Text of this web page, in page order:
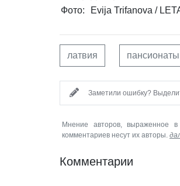
Фото:
Evija Trifanova /
латвия пансионаты
Заметили ошибку?
Мнение авторов, выраженное
комментариев несут их авторы.
Комментарии